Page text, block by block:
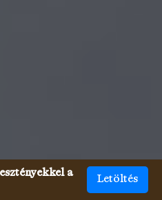
a
Letöltés